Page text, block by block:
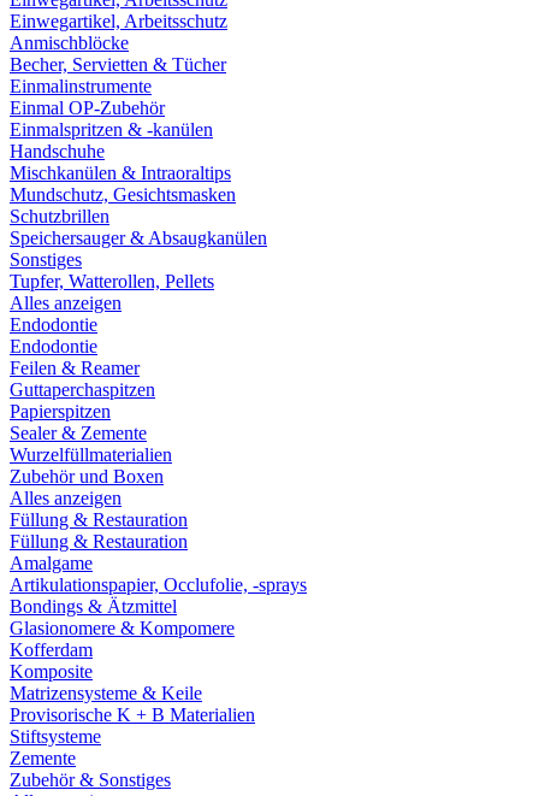
Einwegartikel, Arbeitsschutz
Anmischblöcke
Becher, Servietten & Tücher
Einmalinstrumente
Einmal OP-Zubehör
Einmalspritzen & -kanülen
Handschuhe
Mischkanülen & Intraoraltips
Mundschutz, Gesichtsmasken
Schutzbrillen
Speichersauger & Absaugkanülen
Sonstiges
Tupfer, Watterollen, Pellets
Alles anzeigen
Endodontie
Endodontie
Feilen & Reamer
Guttaperchaspitzen
Papierspitzen
Sealer & Zemente
Wurzelfüllmaterialien
Zubehör und Boxen
Alles anzeigen
Füllung & Restauration
Füllung & Restauration
Amalgame
Artikulationspapier, Occlufolie, -sprays
Bondings & Ätzmittel
Glasionomere & Kompomere
Kofferdam
Komposite
Matrizensysteme & Keile
Provisorische K + B Materialien
Stiftsysteme
Zemente
Zubehör & Sonstiges